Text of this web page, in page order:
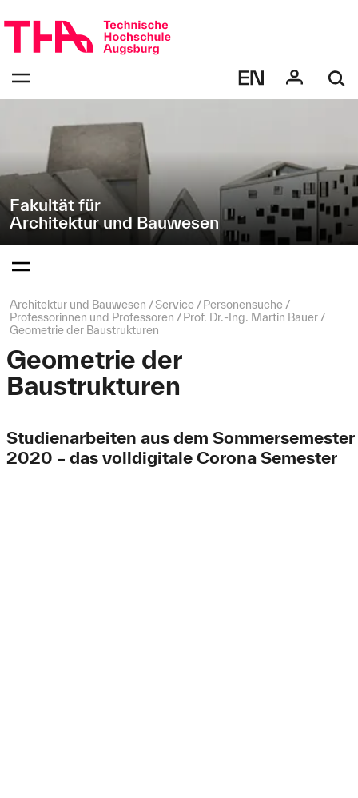
überspringen
zur
Navigation
"Architektur
und
Bauwesen"
Fakultät für
Architektur und Bauwesen
bestätigen
Öffnen
Menüs
bestätigen
des
Menüs
Seitenpfad:
Architektur und Bauwesen Service
Personensuche
Professorinnen und Professoren
Prof. Dr.-Ing. Martin Bauer
Geometrie der Baustrukturen
Geometrie der
Baustrukturen
Studienarbeiten aus dem Sommersemester
2020 – das volldigitale Corona Semester